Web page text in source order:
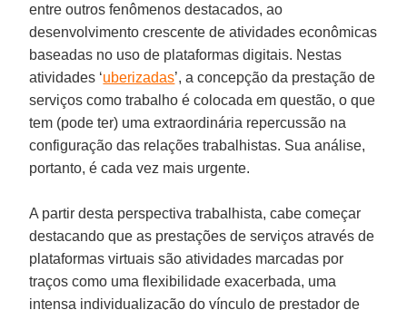
entre outros fenômenos destacados, ao
desenvolvimento crescente de atividades econômicas
baseadas no uso de plataformas digitais. Nestas
atividades ‘uberizadas’, a concepção da prestação de
serviços como trabalho é colocada em questão, o que
tem (pode ter) uma extraordinária repercussão na
configuração das relações trabalhistas. Sua análise,
portanto, é cada vez mais urgente.
A partir desta perspectiva trabalhista, cabe começar
destacando que as prestações de serviços através de
plataformas virtuais são atividades marcadas por
traços como uma flexibilidade exacerbada, uma
intensa individualização do vínculo de prestador de